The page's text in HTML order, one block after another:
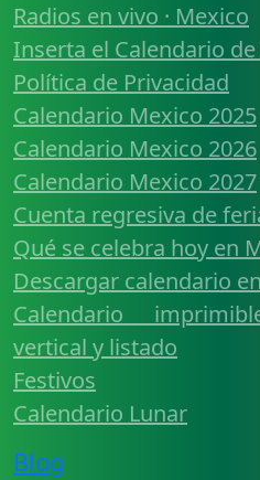
Radios en vivo · Mexico
Inserta el Calendario
Política de Privacidad
Calendario Mexico 2025
Calendario Mexico 2026
Calendario Mexico 2027
Cuenta regresiva de
Qué se celebra hoy en
Descargar calendario
Calendario
vertical y listado
Festivos
Calendario Lunar
Blog